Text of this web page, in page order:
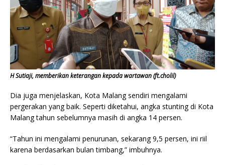
H Sutiaji, memberikan keterangan kepada wartawan (ft.cholil)
Dia juga menjelaskan, Kota Malang sendiri mengalami
pergerakan yang baik. Seperti diketahui, angka stunting di Kota
Malang tahun sebelumnya masih di angka 14 persen.
“Tahun ini mengalami penurunan, sekarang 9,5 persen, ini riil
karena berdasarkan bulan timbang,” imbuhnya.